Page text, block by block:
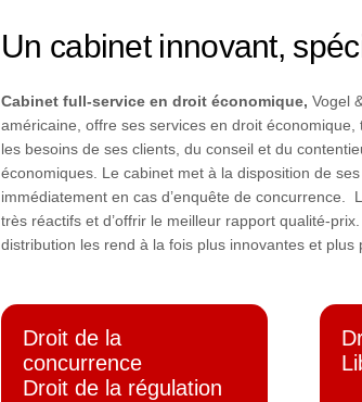
Un cabinet innovant,
Cabinet full-service en droit économique, Vogel
américaine, offre ses services en droit
les besoins de ses clients, du conseil et du
économiques. Le cabinet met à la disposition de
immédiatement en cas d’enquête de concurrence.
très réactifs et d’offrir le meilleur rapport qualité-
distribution les rend à la fois plus innovantes et plus
Droit de la
concurrence
Droit de la régulation